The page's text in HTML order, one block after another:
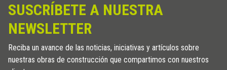
SUSCRÍBETE A NUESTRA
NEWSLETTER
Reciba un avance de las noticias, iniciativas y artículos sobre
nuestras obras de construcción que compartimos con nuestros